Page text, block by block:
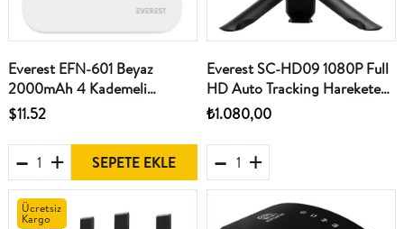
Everest EFN-601 Beyaz
2000mAh 4 Kademeli
4000RPM Hız Metal Ayak
$11.52
SEPETE EKLE
Everest SC-HD09 1080P Full
HD Auto Tracking Harekete
Duyarlı Mikrofonlu Beyaz Usb
Pc Kamera
₺1.080,00
Ücretsiz
Kargo